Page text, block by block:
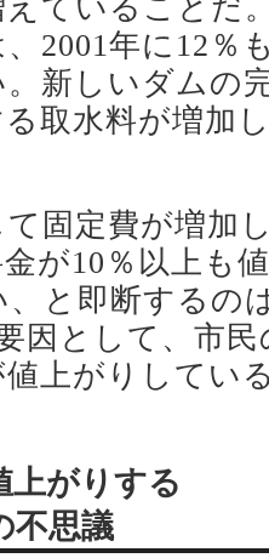
ていることだ
2001年に12％
新しいダムの
取水料が増加
固定費が増加
が10％以上も
と即断するの
因として、市
上がりしてい
上がりする
不思議